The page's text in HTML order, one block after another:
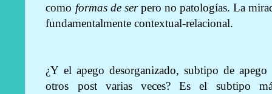
como formas de serpero no patologías. La
fundamentalmente contextual-relacional.
¿Y el apego desorganizado, subtipo de
otros post varias veces? Es el subtipo